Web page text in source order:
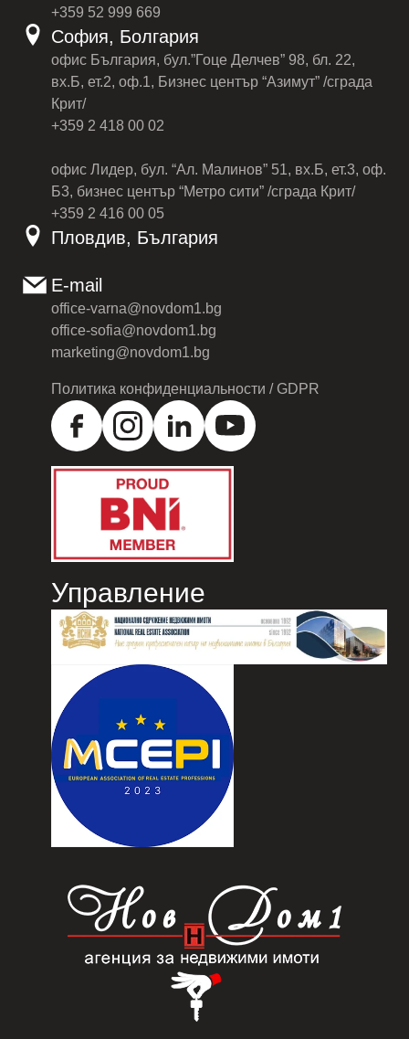
+359 52 999 669
София, Болгария
офис България, бул.”Гоце Делчев” 98, бл. 22,
вх.Б, ет.2, оф.1, Бизнес център “Азимут” /сграда
Крит/
+359 2 418 00 02
офис Лидер, бул. “Ал. Малинов” 51, вх.Б, ет.3, оф.
Б3, бизнес център “Метро сити” /сграда Крит/
+359 2 416 00 05
Пловдив, България
E-mail
office-varna@novdom1.bg
office-sofia@novdom1.bg
marketing@novdom1.bg
Политика конфиденциальности / GDPR
Управление